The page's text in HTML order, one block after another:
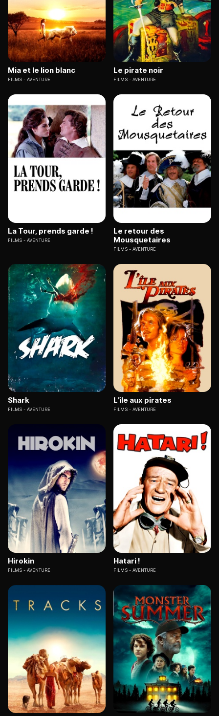
Mia et le lion blanc
FILMS AVENTURE
Le pirate noir
FILMS AVENTURE
La Tour, prends garde !
FILMS AVENTURE
Le retour des
Mousquetaires
FILMS AVENTURE
Shark
FILMS AVENTURE
L'île aux pirates
FILMS AVENTURE
Hirokin
FILMS AVENTURE
Hatari !
FILMS AVENTURE